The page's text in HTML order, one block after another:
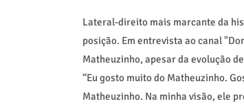
Lateral-direito mais marcante da
posição. Em entrevista ao canal
Matheuzinho, apesar da evolução
“Eu gosto muito do Matheuzinho.
Matheuzinho. Na minha visão, ele